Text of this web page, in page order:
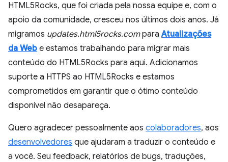
HTML5Rocks, que foi criada pela nossa equipe e, com o
apoio da comunidade, cresceu nos últimos dois anos. Já
migramos updates.html5rocks.comparaAtualizações
da Web e estamos trabalhando para migrar mais
conteúdo do HTML5Rocks para aqui. Adicionamos
suporte a HTTPS ao HTML5Rocks e estamos
comprometidos em garantir que o ótimo conteúdo
disponível não desapareça.
Quero agradecer pessoalmente aos colaboradores, aos
desenvolvedores que ajudaram a traduzir o conteúdo e
a você. Seu feedback, relatórios de bugs, traduções,